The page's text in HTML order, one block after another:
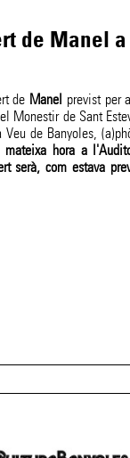
de Manel a
de Manel previst per
Monestir de Sant
de Banyoles,
hora a
serà, com estava